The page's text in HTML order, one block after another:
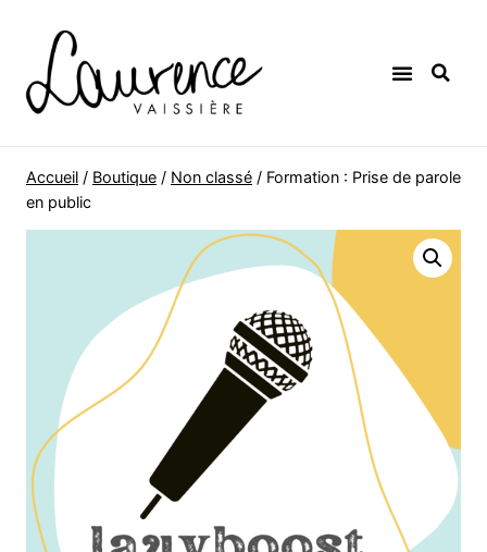
Accueil / Boutique / Non classé / Formation : Prise de parole
en public